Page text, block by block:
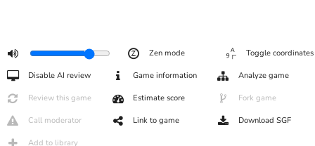
11:12 добрыня. pro 12k] Спасибо за игру.
February 27, 2026
6:56 ] Korablik [ Review: ##1643226
Zen mode Toggle coordinates
Disable AI review Game information Analyze game
Review this game Estimate score Fork game
Call moderator Link to game Download SGF
Add to library